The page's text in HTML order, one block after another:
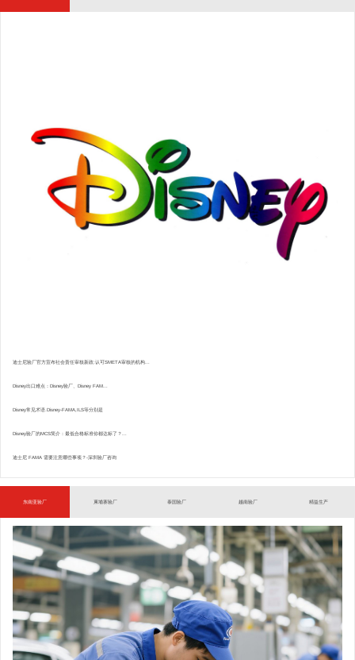
迪士尼验厂官方宣布社会责任审核新政:认可SMETA审核的机构...
Disney出口难点：Disney验厂、Disney FAM...
Disney常见术语.Disney-FAMA,ILS等分别是
Disney验厂的MCS简介：最低合格标准你都达标了？...
迪士尼 FAMA 需要注意哪些事项？-深圳验厂咨询
东南亚验厂 柬埔寨验厂 泰国验厂 越南验厂 精益生产